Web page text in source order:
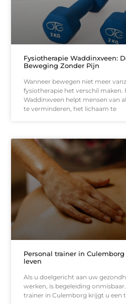
Fysiotherapie Waddinxveen:
Beweging Zonder Pijn
Wanneer bewegen niet meer
fysiotherapie het verschil maken.
Waddinxveen helpt mensen van
te verminderen, het lichaam te
Personal trainer in
leven
Als u doelgericht aan uw
werken, is begeleiding
trainer in Culemborg krijgt u een